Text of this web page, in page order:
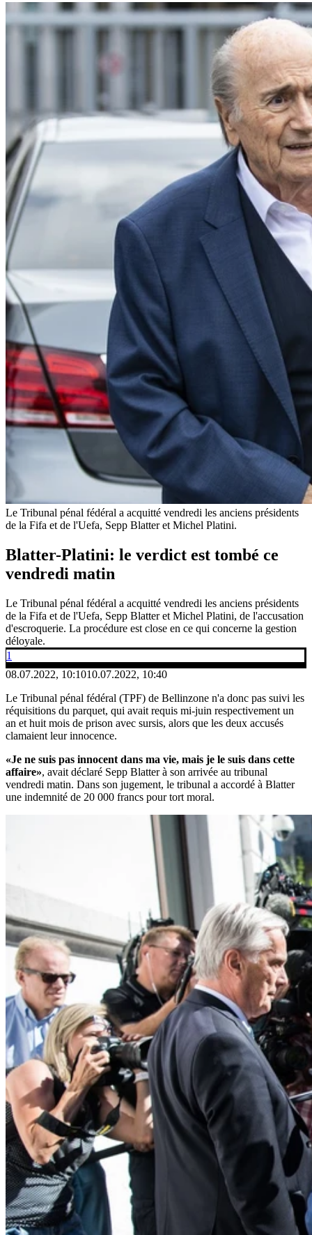
Le Tribunal pénal fédéral a acquitté vendredi les anciens présidents
de la Fifa et de l'Uefa, Sepp Blatter et Michel Platini.
Blatter-Platini: le verdict est tombé ce
vendredi matin
Le Tribunal pénal fédéral a acquitté vendredi les anciens présidents
de la Fifa et de l'Uefa, Sepp Blatter et Michel Platini, de l'accusation
d'escroquerie. La procédure est close en ce qui concerne la gestion
déloyale.
1
08.07.2022, 10:1010.07.2022, 10:40
Le Tribunal pénal fédéral (TPF) de Bellinzone n'a donc pas suivi les
réquisitions du parquet, qui avait requis mi-juin respectivement un
an et huit mois de prison avec sursis, alors que les deux accusés
clamaient leur innocence.
«Je ne suis pas innocent dans ma vie, mais je le suis dans cette
affaire», avait déclaré Sepp Blatter à son arrivée au tribunal
vendredi matin. Dans son jugement, le tribunal a accordé à Blatter
une indemnité de 20 000 francs pour tort moral.